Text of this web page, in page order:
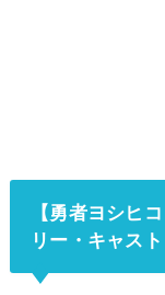
【勇者ヨシヒ
リー・キャス